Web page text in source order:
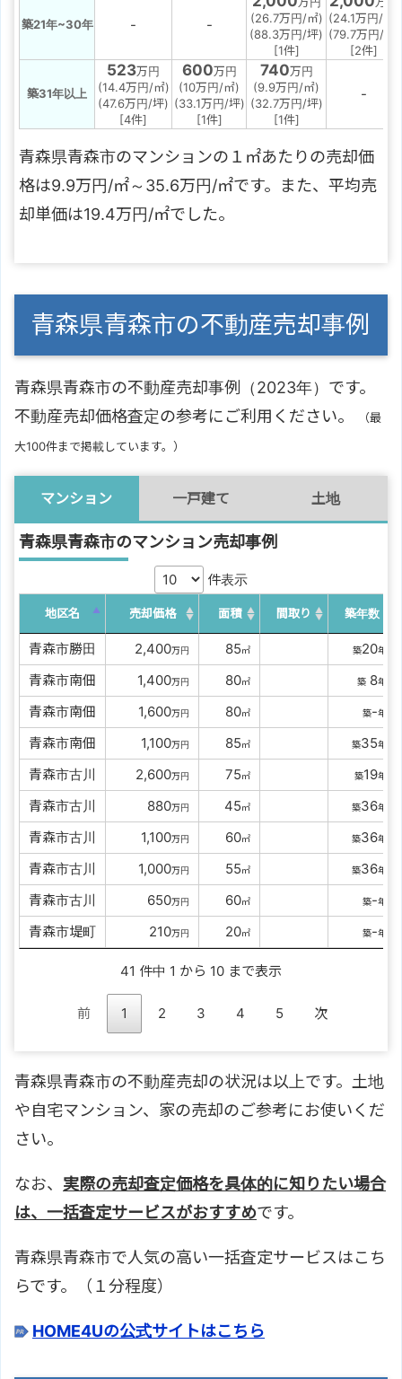
築21年~30年 - -
(26.7万円/㎡)
(88.3万円/坪)
[1件]
(24.1万円/㎡)
(79.7万円/坪)
[2件]
築31年以上
523万円
(14.4万円/㎡)
(47.6万円/坪)
[4件]
600万円
(10万円/㎡)
(33.1万円/坪)
[1件]
740万円
(9.9万円/㎡)
(32.7万円/坪)
[1件]
-
青森県青森市のマンションの１㎡あたりの売却価
格は9.9万円/㎡～35.6万円/㎡です。また、平均売
却単価は19.4万円/㎡でした。
青森県青森市の不動産売却事例
青森県青森市の不動産売却事例（2023年）です。
不動産売却価格査定の参考にご利用ください。
（最
大100件まで掲載しています。）
マンション 一戸建て 土地
青森県青森市のマンション売却事例
件表示
地区名 売却価格 面積 間取り 築年数
青森市勝田 2,400万円 85㎡ 築20年
青森市南佃 1,400万円 80㎡ 築 8年
青森市南佃 1,600万円 80㎡ 築-年
青森市南佃 1,100万円 85㎡ 築35年
青森市古川 2,600万円 75㎡ 築19年
青森市古川 880万円 45㎡ 築36年
青森市古川 1,100万円 60㎡ 築36年
青森市古川 1,000万円 55㎡ 築36年
青森市古川 650万円 60㎡ 築-年
青森市堤町 210万円 20㎡ 築-年
41 件中 1 から 10 まで表示
前 1 2 3 4 5 次
青森県青森市の不動産売却の状況は以上です。土地
や自宅マンション、家の売却のご参考にお使いくだ
さい。
なお、 実際の売却査定価格を具体的に知りたい場合
は、一括査定サービスがおすすめです。
青森県青森市で人気の高い一括査定サービスはこち
らです。（１分程度）
HOME4Uの公式サイトはこちら